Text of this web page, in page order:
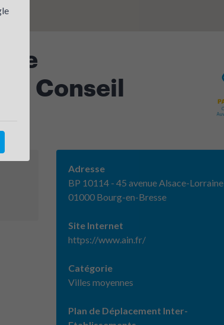
de
– Conseil
Adresse
BP 10114 - 45 avenue Alsace-Lorraine
01000 Bourg-en-Bresse
Site Internet
https://www.ain.fr/
Catégorie
Villes moyennes
Plan de Déplacement Inter-